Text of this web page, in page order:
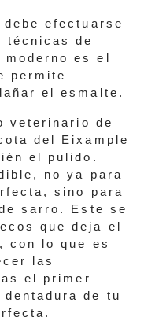
efectuarse
técnicas de
es el
permite
el esmalte.
veterinario de
del Eixample
el pulido.
no ya para
sino para
sarro. Este se
que deja el
con lo que es
las
el primer
de tu